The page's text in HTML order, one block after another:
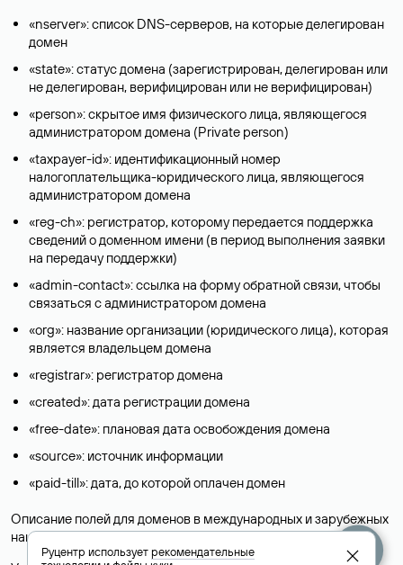
«nserver»: список DNS-серверов, на которые делегирован
домен
«state»: статус домена (зарегистрирован, делегирован или
не делегирован, верифицирован или не верифицирован)
«person»: скрытое имя физического лица, являющегося
администратором домена (Privatе person)
«taxpayer-id»: идентификационный номер
налогоплательщика-юридического лица, являющегося
администратором домена
«reg-ch»: регистратор, которому передается поддержка
сведений о доменном имени (в период выполнения заявки
на передачу поддержки)
«admin-contact»: ссылка на форму обратной связи, чтобы
связаться с администратором домена
«org»: название организации (юридического лица), которая
является владельцем домена
«registrar»: регистратор домена
«created»: дата регистрации домена
«free-date»: плановая дата освобождения домена
«source»: источник информации
«paid-till»: дата, до которой оплачен домен
Описание полей для доменов в международных и зарубежных
национальных доменах представлены в разделе «Помощь».
Руцентр используетрекомендательные